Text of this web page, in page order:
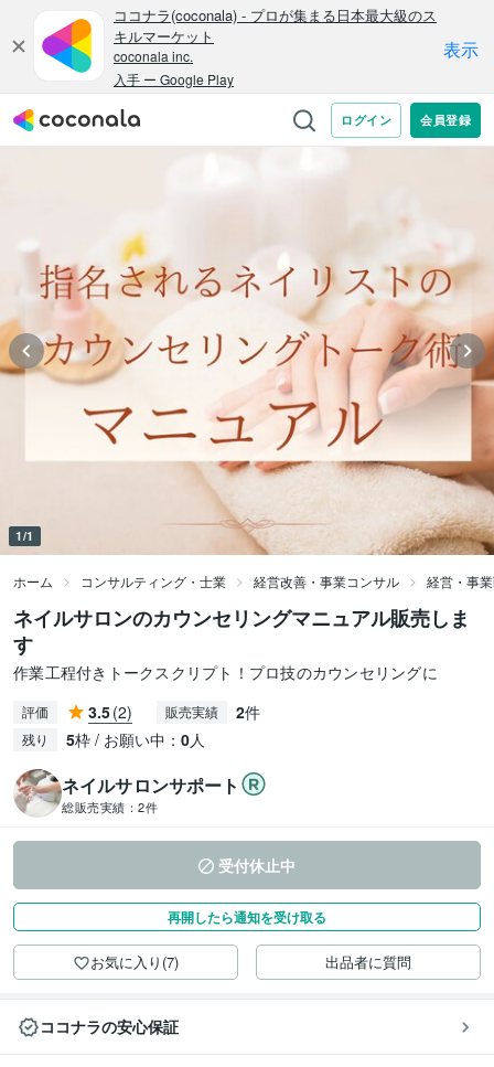
1/1
ホーム コンサルティング・士業 経営改善・事業コンサル 経営・事
ネイルサロンのカウンセリングマニュアル販売しま
す
作業工程付きトークスクリプト！プロ技のカウンセリングに
評価 3.5(2) 販売実績 2件
残り 5枠 / お願い中： 0人
ネイルサロンサポート
総販売実績： 2件
受付休止中
再開したら通知を受け取る
お気に入り(7) 出品者に質問
ココナラの安心保証